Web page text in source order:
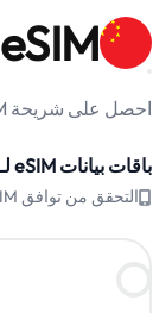
eSIM لـ الصين
احصل على شريحة eSIM لـ الصين واستمتع باتصال إنترنت موثوق وبسعر مناسب أثناء رحلتك.
باقات بيانات eSIM لـ الصين
التحقق من توافق eSIM→